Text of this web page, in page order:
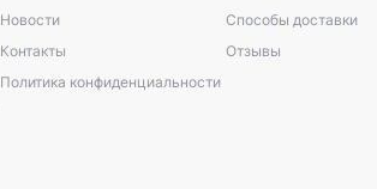
Новости
Контакты
Политика конфиденциальности
Способы доставки
Отзывы